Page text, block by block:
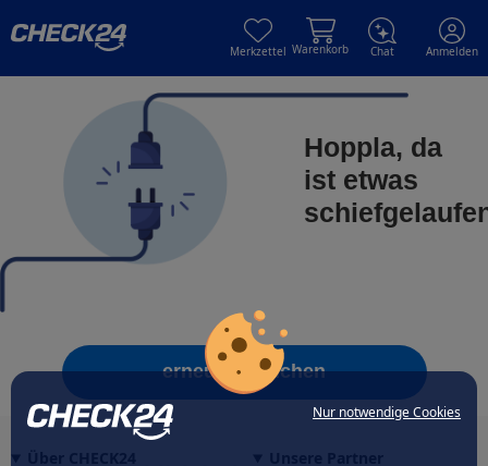
Nur notwendige Cookies
Merkzettel Warenkorb Chat Anmelden
Hoppla, da
ist etwas
erneut versuchen